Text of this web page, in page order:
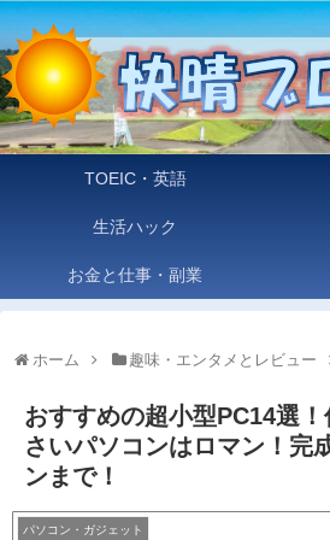
TOEIC・英語
生活ハック
お金と仕事・副業
ホーム 趣味・エンタメとレビュー
おすすめの超小型PC14選
さいパソコンはロマン！完
ンまで！
パソコン・ガジェット